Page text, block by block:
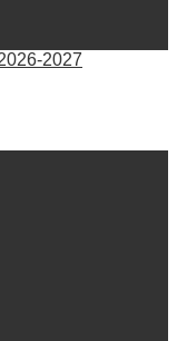
2027